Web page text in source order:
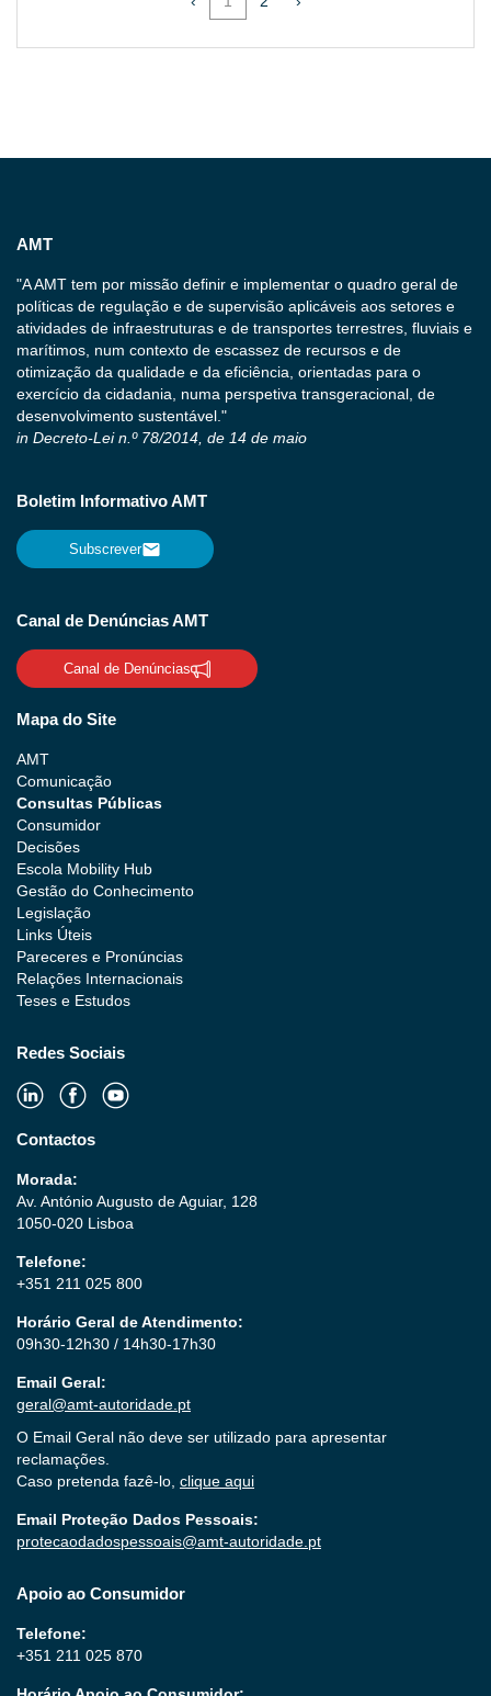
AMT
"A AMT tem por missão definir e implementar o quadro geral de
políticas de regulação e de supervisão aplicáveis aos setores e
atividades de infraestruturas e de transportes terrestres, fluviais e
marítimos, num contexto de escassez de recursos e de
otimização da qualidade e da eficiência, orientadas para o
exercício da cidadania, numa perspetiva transgeracional, de
desenvolvimento sustentável."
in Decreto-Lei n.º 78/2014, de 14 de maio
Boletim Informativo AMT
Subscrever
Canal de Denúncias AMT
Canal de Denúncias
Mapa do Site
AMT
Comunicação
Consultas Públicas
Consumidor
Decisões
Escola Mobility Hub
Gestão do Conhecimento
Legislação
Links Úteis
Pareceres e Pronúncias
Relações Internacionais
Teses e Estudos
Redes Sociais
Contactos
Morada:
Av. António Augusto de Aguiar, 128
1050-020 Lisboa
Telefone:
+351 211 025 800
Horário Geral de Atendimento:
09h30-12h30 / 14h30-17h30
Email Geral:
geral@amt-autoridade.pt
O Email Geral não deve ser utilizado para apresentar
reclamações.
Caso pretenda fazê-lo, clique aqui
Email Proteção Dados Pessoais:
protecaodadospessoais@amt-autoridade.pt
Apoio ao Consumidor
Telefone:
+351 211 025 870